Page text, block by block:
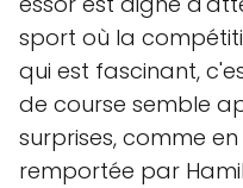
sport où la
qui est fascinant,
de course semble
surprises, comme
remportée par